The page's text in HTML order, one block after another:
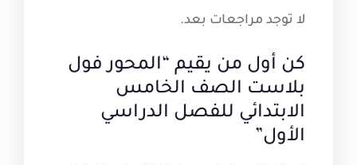
لا توجد مراجعات بعد.
كن أول من يقيم “المحور فول
بلاست الصف الخامس
الابتدائي للفصل الدراسي
الأول”